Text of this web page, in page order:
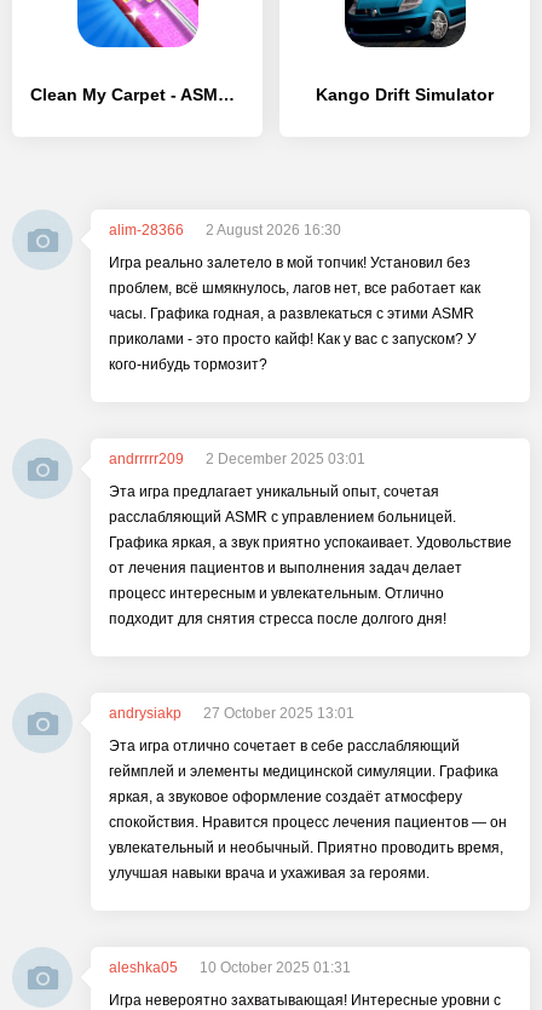
Clean My Carpet - ASMR Washing - [MOD Бесконечные деньги] Kango Drift Simulator
alim-28366
2 August 2026 16:30
Игра реально залетело в мой топчик! Установил без
проблем, всё шмякнулось, лагов нет, все работает как
часы. Графика годная, а развлекаться с этими ASMR
приколами - это просто кайф! Как у вас с запуском? У
кого-нибудь тормозит?
andrrrrr209
2 December 2025 03:01
Эта игра предлагает уникальный опыт, сочетая
расслабляющий ASMR с управлением больницей.
Графика яркая, а звук приятно успокаивает. Удовольствие
от лечения пациентов и выполнения задач делает
процесс интересным и увлекательным. Отлично
подходит для снятия стресса после долгого дня!
andrysiakp
27 October 2025 13:01
Эта игра отлично сочетает в себе расслабляющий
геймплей и элементы медицинской симуляции. Графика
яркая, а звуковое оформление создаёт атмосферу
спокойствия. Нравится процесс лечения пациентов — он
увлекательный и необычный. Приятно проводить время,
улучшая навыки врача и ухаживая за героями.
aleshka05
10 October 2025 01:31
Игра невероятно захватывающая! Интересные уровни с